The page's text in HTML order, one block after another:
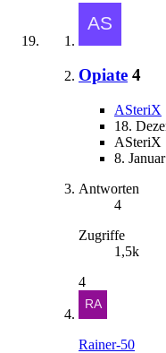
Opiate 4
ASteriX
18.
ASteriX
8.
Antworten
4
Zugriffe
1,5k
4
Rainer-50